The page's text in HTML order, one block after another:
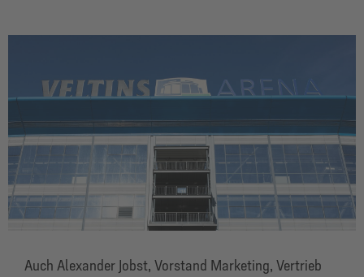
Auch Alexander Jobst, Vorstand Marketing, Vertrieb